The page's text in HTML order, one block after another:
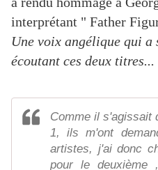
interprétant " Father
Une voix angélique qui a
écoutant ces deux titres...
Comme il s'agissait
1, ils m'ont
artistes, j'ai donc
pour le deuxième